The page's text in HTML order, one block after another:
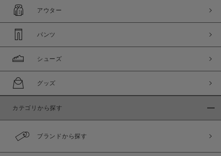
アウター
パンツ
シューズ
グッズ
カテゴリから探す
ブランドから探す